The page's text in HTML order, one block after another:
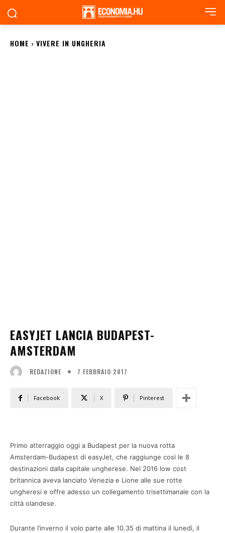
HOME VIVERE IN UNGHERIA
EASYJET LANCIA BUDAPEST-
AMSTERDAM
REDAZIONE 7 FEBBRAIO 2017
Facebook X Pinterest
Primo atterraggio oggi a Budapest per la nuova rotta
Amsterdam-Budapest di easyJet, che raggiunge così le 8
destinazioni dalla capitale ungherese. Nel 2016 low cost
britannica aveva lanciato Venezia e Lione alle sue rotte
ungheresi e offre adesso un collegamento trisettimanale con la
città olandese.
Durante l’inverno il volo parte alle 10.35 di mattina il lunedì, il